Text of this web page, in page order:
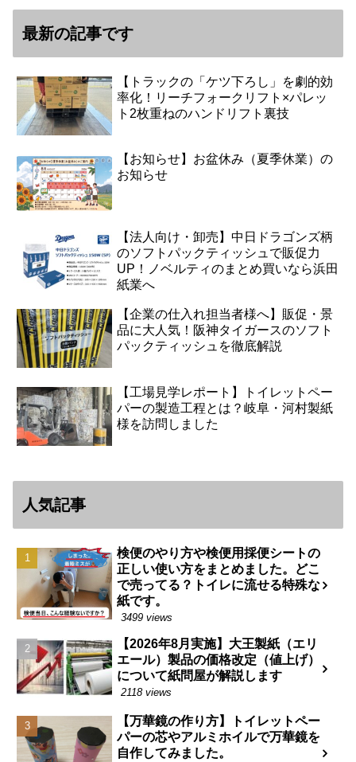
最新の記事です
【トラックの「ケツ下ろし」を劇的効
率化！リーチフォークリフト×パレッ
ト2枚重ねのハンドリフト裏技
【お知らせ】お盆休み（夏季休業）の
お知らせ
【法人向け・卸売】中日ドラゴンズ柄
のソフトパックティッシュで販促力
UP！ノベルティのまとめ買いなら浜田
紙業へ
【企業の仕入れ担当者様へ】販促・景
品に大人気！阪神タイガースのソフト
パックティッシュを徹底解説
【工場見学レポート】トイレットペー
パーの製造工程とは？岐阜・河村製紙
様を訪問しました
人気記事
検便のやり方や検便用採便シートの
正しい使い方をまとめました。どこ
で売ってる？トイレに流せる特殊な
紙です。
3499 views
【2026年8月実施】大王製紙（エリ
エール）製品の価格改定（値上げ）
について紙問屋が解説します
2118 views
【万華鏡の作り方】トイレットペー
パーの芯やアルミホイルで万華鏡を
自作してみました。